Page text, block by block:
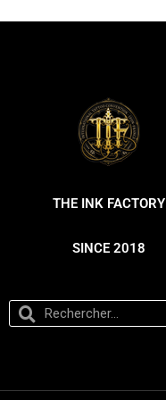
THE INK FACTORY
SINCE 2018